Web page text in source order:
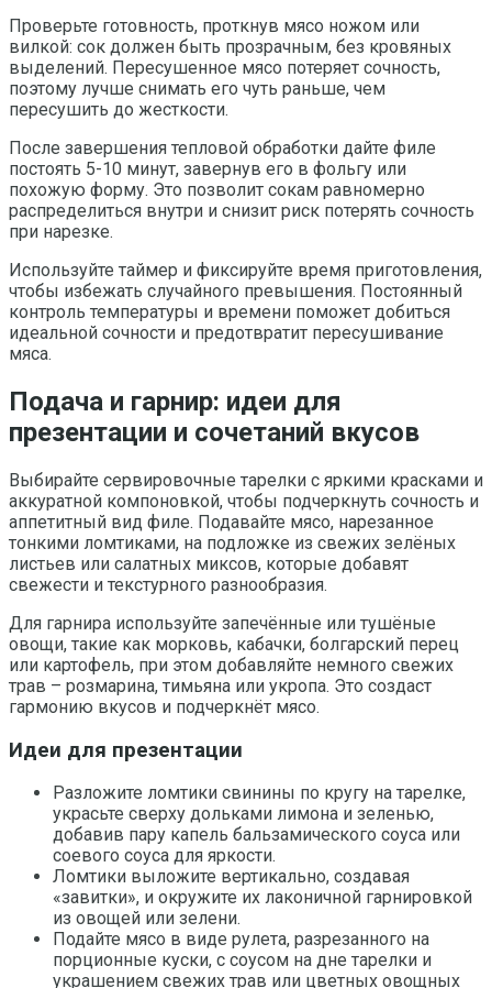
Проверьте готовность, проткнув мясо ножом или
вилкой: сок должен быть прозрачным, без кровяных
выделений. Пересушенное мясо потеряет сочность,
поэтому лучше снимать его чуть раньше, чем
пересушить до жесткости.
После завершения тепловой обработки дайте филе
постоять 5-10 минут, завернув его в фольгу или
похожую форму. Это позволит сокам равномерно
распределиться внутри и снизит риск потерять сочность
при нарезке.
Используйте таймер и фиксируйте время приготовления,
чтобы избежать случайного превышения. Постоянный
контроль температуры и времени поможет добиться
идеальной сочности и предотвратит пересушивание
мяса.
Подача и гарнир: идеи для
презентации и сочетаний вкусов
Выбирайте сервировочные тарелки с яркими красками и
аккуратной компоновкой, чтобы подчеркнуть сочность и
аппетитный вид филе. Подавайте мясо, нарезанное
тонкими ломтиками, на подложке из свежих зелёных
листьев или салатных миксов, которые добавят
свежести и текстурного разнообразия.
Для гарнира используйте запечённые или тушёные
овощи, такие как морковь, кабачки, болгарский перец
или картофель, при этом добавляйте немного свежих
трав – розмарина, тимьяна или укропа. Это создаст
гармонию вкусов и подчеркнёт мясо.
Идеи для презентации
Разложите ломтики свинины по кругу на тарелке,
украсьте сверху дольками лимона и зеленью,
добавив пару капель бальзамического соуса или
соевого соуса для яркости.
Ломтики выложите вертикально, создавая
«завитки», и окружите их лаконичной гарнировкой
из овощей или зелени.
Подайте мясо в виде рулета, разрезанного на
порционные куски, с соусом на дне тарелки и
украшением свежих трав или цветных овощных